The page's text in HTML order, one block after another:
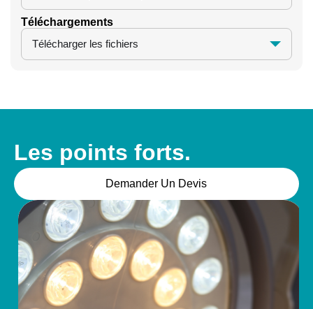
Téléchargements
Télécharger les fichiers
Les points forts.
Demander Un Devis